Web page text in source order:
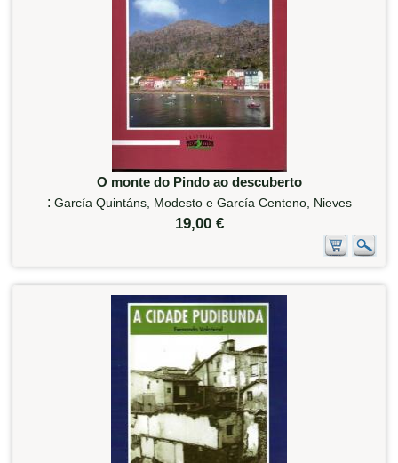
O monte do Pindo ao descuberto
: García Quintáns, Modesto e García Centeno, Nieves
19,00 €